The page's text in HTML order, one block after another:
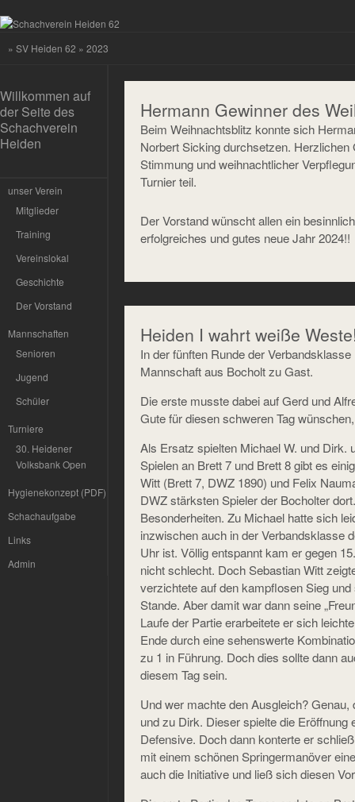
» SV Heiden 62 » 2023
Willkommen auf
der Seite des
Schachverein
Heiden
unser Verein
Mitglieder
Training
Vereinslokal
Geschichte
Der Vorstand
Mannschaften
Senioren
Jugend
Schüler
Turniere
30. Heidener
Volksbank Open
Hygienekonzept (PDF)
Schachaufgabe
Links
Admin
Hermann Gewinner des
Beim Weihnachtsblitz konnte sich
Norbert Sicking durchsetzen.
Stimmung und weihnachtlicher
Turnier teil.
Der Vorstand wünscht allen ein
erfolgreiches und gutes neue Jahr 2024!!
Heiden I wahrt weiße
In der fünften Runde der
Mannschaft aus Bocholt zu Gast.
Die erste musste dabei auf Gerd und
Gute für diesen schweren Tag
Als Ersatz spielten Michael W. und Dirk.
Spielen an Brett 7 und Brett 8 gibt es
Witt (Brett 7, DWZ 1890) und Felix
DWZ stärksten Spieler der Bocholter
Besonderheiten. Zu Michael hatte sich
inzwischen auch in der Verbandsklasse
Uhr ist. Völlig entspannt kam er gegen
nicht schlecht. Doch Sebastian Witt
verzichtete auf den kampflosen Sieg
Stande. Aber damit war dann seine
Laufe der Partie erarbeitete er sich
Ende durch eine sehenswerte
zu 1 in Führung. Doch dies sollte dann
diesem Tag sein.
Und wer machte den Ausgleich?
und zu Dirk. Dieser spielte die Eröffnung
Defensive. Doch dann konterte er
mit einem schönen Springermanöver
auch die Initiative und ließ sich diesen